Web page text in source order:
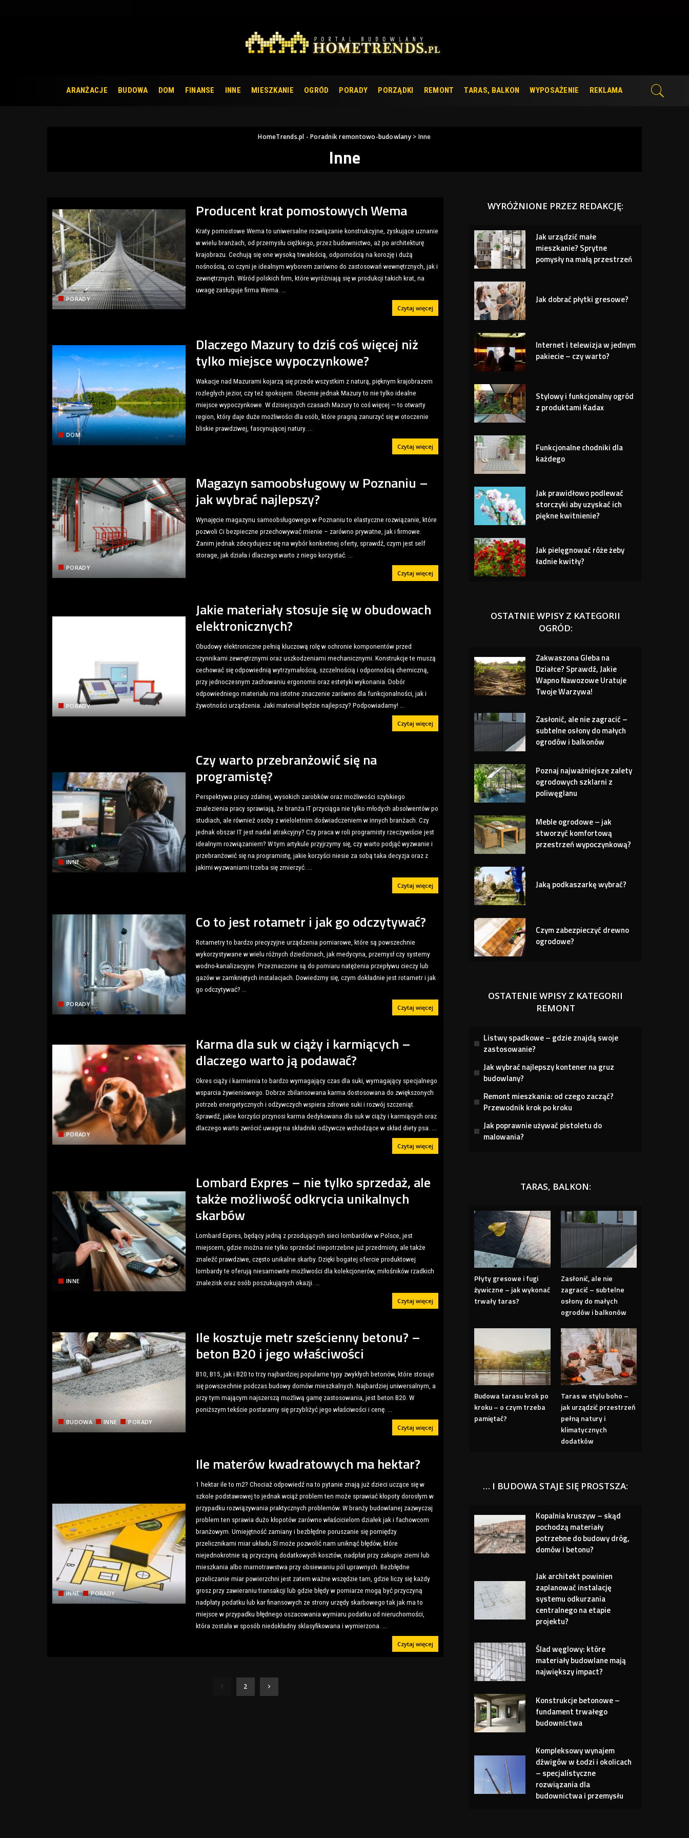
ARANŻACJE BUDOWA DOM FINANSE INNE MIESZKANIE OGRÓD PORADY PORZĄDKI REMONT TARAS, BALKON WYPOSAŻENIE REKLAMA
HomeTrends.pl - Poradnik remontowo-budowlany> Inne
Inne
PORADY
Producent krat pomostowych Wema
Kraty pomostowe Wema to uniwersalne rozwiązanie konstrukcyjne, zyskujące uznanie
w wielu branżach, od przemysłu ciężkiego, przez budownictwo, aż po architekturę
krajobrazu. Cechują się one wysoką trwałością, odpornością na korozję i dużą
nośnością, co czyni je idealnym wyborem zarówno do zastosowań wewnętrznych, jak i
zewnętrznych. Wśród polskich firm, które wyróżniają się w produkcji takich krat, na
uwagę zasługuje firma Wema.
Czytaj więcej
DOM
Dlaczego Mazury to dziś coś więcej niż
tylko miejsce wypoczynkowe?
Wakacje nad Mazurami kojarzą się przede wszystkim z naturą, pięknym krajobrazem
rozległych jezior, czy też spokojem. Obecnie jednak Mazury to nie tylko idealne
miejsce wypoczynkowe. W dzisiejszych czasach Mazury to coś więcej — to otwarty
region, który daje duże możliwości dla osób, które pragną zanurzyć się w otoczenie
bliskie prawdziwej, fascynującej natury.
Czytaj więcej
PORADY
Magazyn samoobsługowy w Poznaniu –
jak wybrać najlepszy?
Wynajęcie magazynu samoobsługowego w Poznaniu to elastyczne rozwiązanie, które
pozwoli Ci bezpieczne przechowywać mienie – zarówno prywatne, jak i firmowe.
Zanim jednak zdecydujesz się na wybór konkretnej oferty, sprawdź, czym jest self
storage, jak działa i dlaczego warto z niego korzystać.
Czytaj więcej
PORADY
Jakie materiały stosuje się w obudowach
elektronicznych?
Obudowy elektroniczne pełnią kluczową rolę w ochronie komponentów przed
czynnikami zewnętrznymi oraz uszkodzeniami mechanicznymi. Konstrukcje te muszą
cechować się odpowiednią wytrzymałością, szczelnością i odpornością chemiczną,
przy jednoczesnym zachowaniu ergonomii oraz estetyki wykonania. Dobór
odpowiedniego materiału ma istotne znaczenie zarówno dla funkcjonalności, jak i
żywotności urządzenia. Jaki materiał będzie najlepszy? Podpowiadamy!
Czytaj więcej
INNE
Czy warto przebranżowić się na
programistę?
Perspektywa pracy zdalnej, wysokich zarobków oraz możliwości szybkiego
znalezienia pracy sprawiają, że branża IT przyciąga nie tylko młodych absolwentów po
studiach, ale również osoby z wieloletnim doświadczeniem w innych branżach. Czy
jednak obszar IT jest nadal atrakcyjny? Czy praca w roli programisty rzeczywiście jest
idealnym rozwiązaniem? W tym artykule przyjrzymy się, czy warto podjąć wyzwanie i
przebranżowić się na programistę, jakie korzyści niesie za sobą taka decyzja oraz z
jakimi wyzwaniami trzeba się zmierzyć.
Czytaj więcej
PORADY
Co to jest rotametr i jak go odczytywać?
Rotametry to bardzo precyzyjne urządzenia pomiarowe, które są powszechnie
wykorzystywane w wielu różnych dziedzinach, jak medycyna, przemysł czy systemy
wodno-kanalizacyjne. Przeznaczone są do pomiaru natężenia przepływu cieczy lub
gazów w zamkniętych instalacjach. Dowiedzmy się, czym dokładnie jest rotametr i jak
go odczytywać?
Czytaj więcej
PORADY
Karma dla suk w ciąży i karmiących –
dlaczego warto ją podawać?
Okres ciąży i karmienia to bardzo wymagający czas dla suki, wymagający specjalnego
wsparcia żywieniowego. Dobrze zbilansowana karma dostosowana do zwiększonych
potrzeb energetycznych i odżywczych wspiera zdrowie suki i rozwój szczeniąt.
Sprawdź, jakie korzyści przynosi karma dedykowana dla suk w ciąży i karmiących oraz
dlaczego warto zwrócić uwagę na składniki odżywcze wchodzące w skład diety psa.
Czytaj więcej
INNE
Lombard Expres – nie tylko sprzedaż, ale
także możliwość odkrycia unikalnych
skarbów
Lombard Expres, będący jedną z przodujących sieci lombardów w Polsce, jest
miejscem, gdzie można nie tylko sprzedać niepotrzebne już przedmioty, ale także
znaleźć prawdziwe, często unikalne skarby. Dzięki bogatej ofercie produktowej
lombardy te oferują niesamowite możliwości dla kolekcjonerów, miłośników rzadkich
znalezisk oraz osób poszukujących okazji.
Czytaj więcej
BUDOWA INNE PORADY
Ile kosztuje metr sześcienny betonu? –
beton B20 i jego właściwości
B10, B15, jak i B20 to trzy najbardziej popularne typy zwykłych betonów, które stosuje
się powszechnie podczas budowy domów mieszkalnych. Najbardziej uniwersalnym, a
przy tym mającym najszerszą możliwą gamę zastosowania, jest beton B20. W
poniższym tekście postaramy się przybliżyć jego właściwości i cenę.
Czytaj więcej
INNE PORADY
Ile materów kwadratowych ma hektar?
1 hektar ile to m2? Chociaż odpowiedź na to pytanie znają już dzieci uczące się w
szkole podstawowej to jednak wciąż problem ten może sprawiać kłopoty dorosłym w
przypadku rozwiązywania praktycznych problemów. W branży budowlanej zazwyczaj
problem ten sprawia dużo kłopotów zarówno właścicielom działek jak i fachowcom
branżowym. Umiejętność zamiany i bezbłędne poruszanie się pomiędzy
przelicznikami miar układu SI może pozwolić nam uniknąć błędów, które
niejednokrotnie są przyczyną dodatkowych kosztów, nadpłat przy zakupie ziemi lub
mieszkania albo marnotrawstwa przy obsiewaniu pól uprawnych. Bezbłędne
przeliczanie miar powierzchni jest zatem ważne wszędzie tam, gdzie liczy się każdy
grosz przy zawieraniu transakcji lub gdzie błędy w pomiarze mogą być przyczyną
nadpłaty podatku lub kar finansowych ze strony urzędy skarbowego tak jak ma to
miejsce w przypadku błędnego oszacowania wymiaru podatku od nieruchomości,
która została w sposób niedokładny sklasyfikowana i wymierzona.
Czytaj więcej
1 2
WYRÓŻNIONE PRZEZ REDAKCJĘ:
Jak urządzić małe
mieszkanie? Sprytne
pomysły na małą przestrzeń
Jak dobrać płytki gresowe?
Internet i telewizja w jednym
pakiecie – czy warto?
Stylowy i funkcjonalny ogród
z produktami Kadax
Funkcjonalne chodniki dla
każdego
Jak prawidłowo podlewać
storczyki aby uzyskać ich
piękne kwitnienie?
Jak pielęgnować róże żeby
ładnie kwitły?
OSTATNIE WPISY Z KATEGORII
OGRÓD:
Zakwaszona Gleba na
Działce? Sprawdź, Jakie
Wapno Nawozowe Uratuje
Twoje Warzywa!
Zasłonić, ale nie zagracić –
subtelne osłony do małych
ogrodów i balkonów
Poznaj najważniejsze zalety
ogrodowych szklarni z
poliwęglanu
Meble ogrodowe – jak
stworzyć komfortową
przestrzeń wypoczynkową?
Jaką podkaszarkę wybrać?
Czym zabezpieczyć drewno
ogrodowe?
OSTATENIE WPISY Z KATEGORII
REMONT
Listwy spadkowe – gdzie znajdą swoje
zastosowanie?
Jak wybrać najlepszy kontener na gruz
budowlany?
Remont mieszkania: od czego zacząć?
Przewodnik krok po kroku
Jak poprawnie używać pistoletu do
malowania?
TARAS, BALKON:
Płyty gresowe i fugi
żywiczne – jak wykonać
trwały taras?
Zasłonić, ale nie
zagracić – subtelne
osłony do małych
ogrodów i balkonów
Budowa tarasu krok po
kroku – o czym trzeba
pamiętać?
Taras w stylu boho –
jak urządzić przestrzeń
pełną natury i
klimatycznych
dodatków
… I BUDOWA STAJE SIĘ PROSTSZA:
Kopalnia kruszyw – skąd
pochodzą materiały
potrzebne do budowy dróg,
domów i betonu?
Jak architekt powinien
zaplanować instalację
systemu odkurzania
centralnego na etapie
projektu?
Ślad węglowy: które
materiały budowlane mają
największy impact?
Konstrukcje betonowe –
fundament trwałego
budownictwa
Kompleksowy wynajem
dźwigów w Łodzi i okolicach
– specjalistyczne
rozwiązania dla
budownictwa i przemysłu